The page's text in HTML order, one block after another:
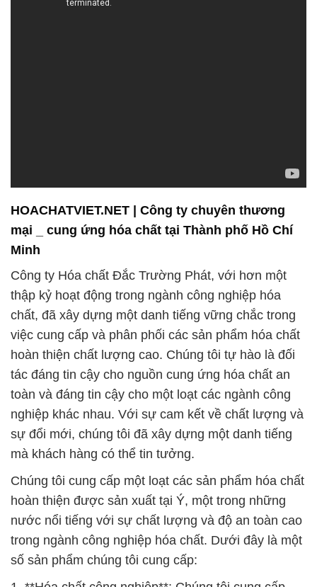
sự đổi mới, chúng tôi đã xây dựng một danh tiếng
Chúng tôi cung cấp một loạt các sản phẩm hóa chất
hoàn thiện được sản xuất tại Ý, một trong những
trong ngành công nghiệp hóa chất. Dưới đây là một
số sản phẩm chúng tôi cung cấp:
1. **Hóa chất công nghiệp**: Chúng tôi cung cấp
các loại hóa chất dùng trong quá trình sản xuất
công nghiệp, từ chất xử lý nước đến các hợp chất
đặc biệt phục vụ các ngành như dầu khí, điện tử, và
ô tô.
2. **Hóa chất nông nghiệp**: Chúng tôi cung cấp
các loại phân bón, thuốc trừ sâu và chất bảo vệ
thực vật để hỗ trợ ngành nông nghiệp phát triển
hiệu quả và bền vững.
3. **Hóa chất xây dựng**: Sản phẩm của chúng tôi
hỗ trợ việc xây dựng và bảo trì các công trình xây
dựng bằng cách cung cấp các loại hóa chất xây
dựng, vật liệu chống thấm và sơn chất lượng.